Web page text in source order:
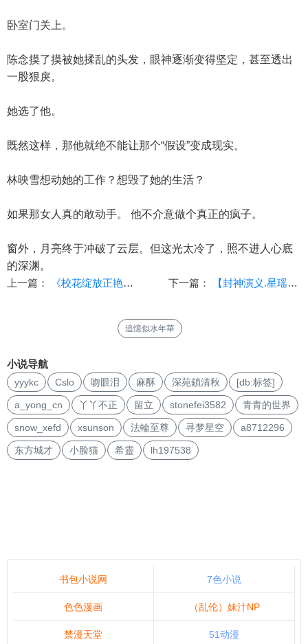
卧室门关上。
陈念摸了摸被她揉乱的头发，眼神逐渐变得坚定，甚至透出
一股狠戾。
她选了他。
既然这样，那他就绝不能让那个“假设”变成现实。
林映雪想动她的工作？想毁了她的生活？
如果那女人真的敢动手。 他不介意做个真正的疯子。
窗外，月亮终于冲破了云层。但这光太冷了，照不进人心底
的深渊。
上一篇：
《校花绽放正艳时》30-34 下一篇： 【封神演义.星瑶传】（5） 作者：游荡的艾莉卡
追憶似水年華
小说导航
yyykc Cslo 吻眼泪 麻酥 深苑鎖清秋 [db:标签]
a_yong_cn 丫丫不正 留立 stonefei3582 青青的世界
snow_xefd xsunson 法輪至尊 寻梦星空 a8712296
东方城才 小脸猫 希靈 lh197538
书包小说网 7色小说
色色漫画 （乱伦）妹汁NP
禁漫天堂 51动漫